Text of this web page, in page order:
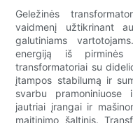
Geležinės
vaidmenį užtikrinant
galutiniams
energiją iš pirminės
transformatoriai su
įtampos stabilumą ir
svarbu pramoniniuose
jautriai įrangai ir
maitinimo šaltinis.